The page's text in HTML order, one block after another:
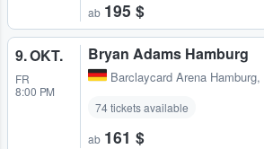
ab 195 $
9. OKT.
FR
8:00 PM
Bryan Adams Hamburg
Barclaycard Arena Hamburg,
74 tickets available
ab 161 $